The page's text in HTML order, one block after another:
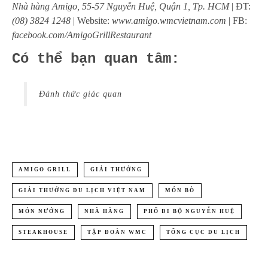
Nhà hàng Amigo, 55-57 Nguyễn Huệ, Quận 1, Tp. HCM | ĐT:
(08) 3824 1248 | Website: www.amigo.wmcvietnam.com | FB:
facebook.com/AmigoGrillRestaurant
Có thể bạn quan tâm:
Đánh thức giác quan
AMIGO GRILL GIẢI THƯỞNG
GIẢI THƯỞNG DU LỊCH VIỆT NAM MÓN BÒ
MÓN NƯỚNG NHÀ HÀNG PHỐ ĐI BỘ NGUYỄN HUỆ
STEAKHOUSE TẬP ĐOÀN WMC TỔNG CỤC DU LỊCH